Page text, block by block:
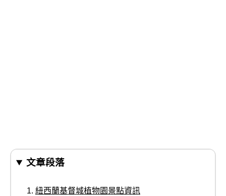
文章段落
紐西蘭基督城植物園景點資訊